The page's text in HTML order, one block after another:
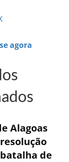
agora
Alagoas
de